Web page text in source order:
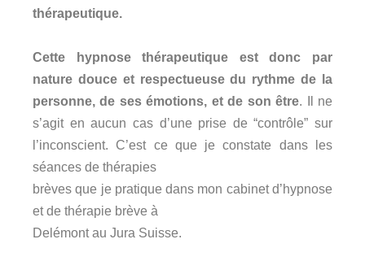
thérapeutique.
Cette hypnose thérapeutique est donc par
nature douce et respectueuse du rythme de la
personne, de ses émotions, et de son être. Il ne
s’agit en aucun cas d’une prise de “contrôle” sur
l’inconscient. C’est ce que je constate dans les
séances de thérapies
brèves que je pratique dans mon cabinet d’hypnose
et de thérapie brève à
Delémont au Jura Suisse.